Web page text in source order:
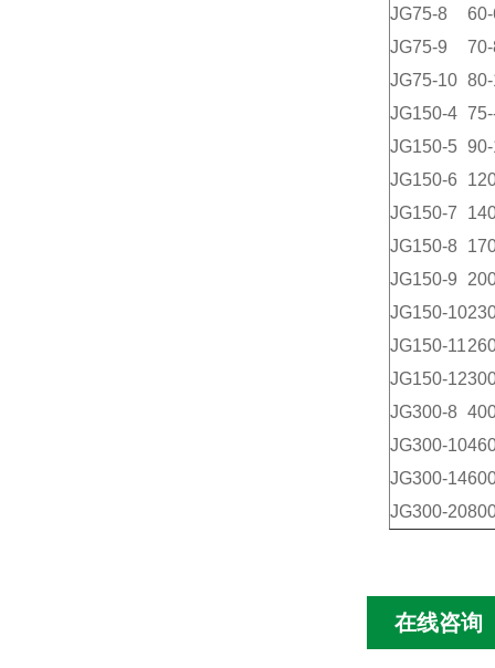
JG75-8
JG75-9
JG75-10
JG150-4
JG150-5
JG150-6
JG150-7
JG150-8
JG150-9
JG150-10
JG150-11
JG150-12
JG300-8
JG300-10
JG300-14
JG300-20
在线咨询